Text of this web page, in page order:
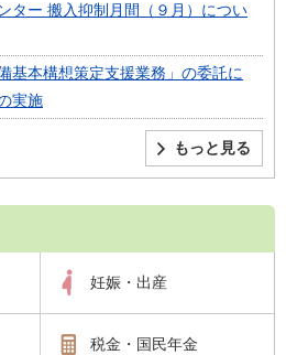
ター 搬入抑制月間（９月）につい
基本構想策定支援業務」の委託に
実施
もっと見る
妊娠・出産
税金・国民年金